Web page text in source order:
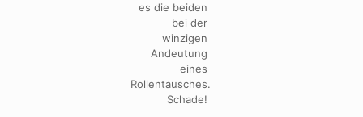
es die beiden
bei der
winzigen
Andeutung
eines
Rollentausches.
Schade!